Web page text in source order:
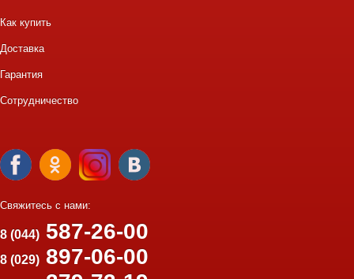
Как купить
Доставка
Гарантия
Сотрудничество
Свяжитесь с нами:
8 (044) 587-26-00
8 (029) 897-06-00